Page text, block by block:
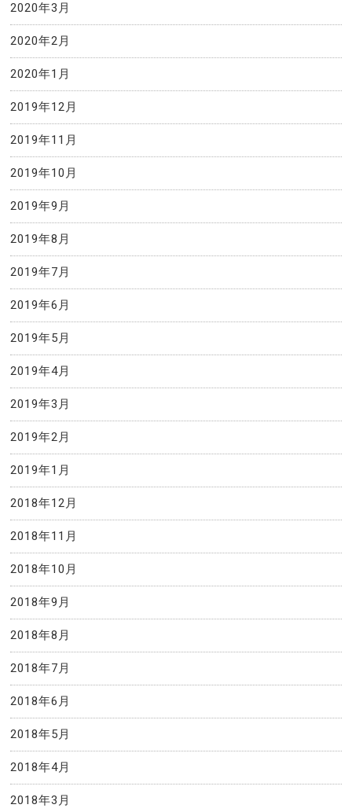
2020年3月
2020年2月
2020年1月
2019年12月
2019年11月
2019年10月
2019年9月
2019年8月
2019年7月
2019年6月
2019年5月
2019年4月
2019年3月
2019年2月
2019年1月
2018年12月
2018年11月
2018年10月
2018年9月
2018年8月
2018年7月
2018年6月
2018年5月
2018年4月
2018年3月